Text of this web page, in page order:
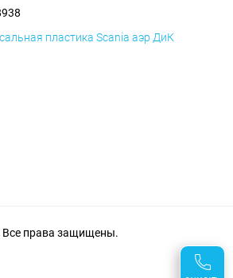
пластика Scania аэр ДиК
права защищены.